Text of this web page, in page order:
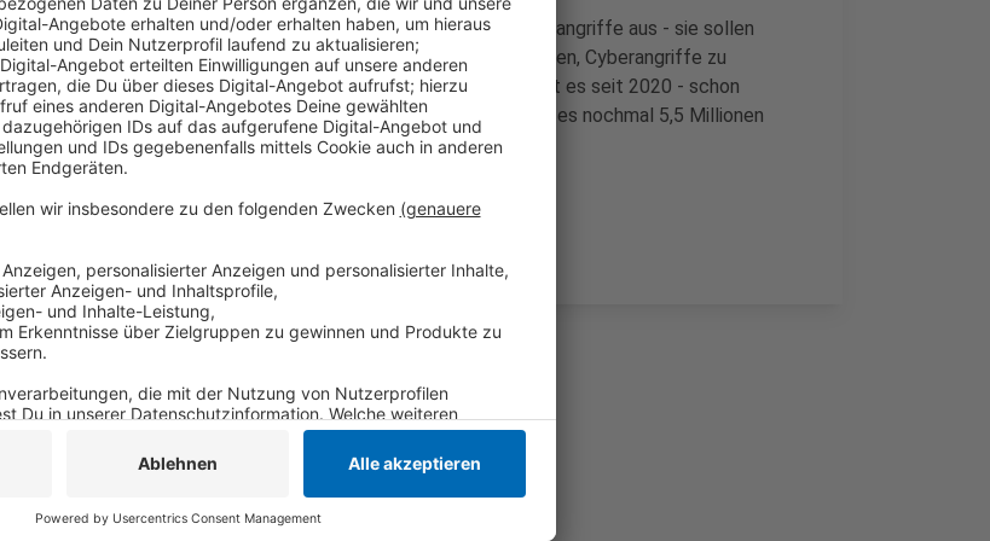
Der Cyber Campus NRW bildet Studenten zu Experten für Hackerangriffe aus - sie sollen
später in der Wirtschaft und bei öffentlichen Behörden dabei helfen, Cyberangriffe zu
verhindern, so die Hochschule Niederrhein. Den Cyber Campus gibt es seit 2020 - schon
damals hatte das Land NRW die Pilotphase gefördert. Jetzt gibt es nochmal 5,5 Millionen
Euro über einen Zeitraum von zwei Jahren.